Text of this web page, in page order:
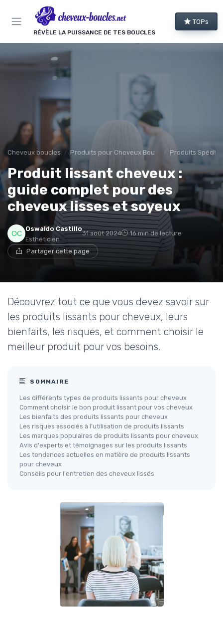
RÉVÈLE LA PUISSANCE DE TES BOUCLES
TOPs
Cheveux boucles Produits pour Cheveux Bouclés et Texturés Produits
Produit lissant cheveux :
guide complet pour des
cheveux lisses et soyeux
Oswaldo Castillo
Esthéticien
31 août 2024 16 min de lecture
Partager cette page
Découvrez tout ce que vous devez savoir sur
les produits lissants pour cheveux, leurs
bienfaits, les risques, et comment choisir le
meilleur produit pour vos besoins.
SOMMAIRE
Les différents types de produits lissants pour cheveux
Comment choisir le bon produit lissant pour vos cheveux
Les bienfaits des produits lissants pour cheveux
Les risques associés à l'utilisation de produits lissants
Les marques populaires de produits lissants pour cheveux
Avis d'experts et témoignages sur les produits lissants
Les tendances actuelles en matière de produits lissants
pour cheveux
Conseils pour l'entretien des cheveux lissés
Panneau de gestion des cookies